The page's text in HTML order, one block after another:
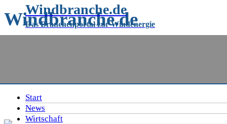
Windbranche.de
Start
News
Wirtschaft
Windbranche.de
Das Branchenportal zur Windenergie